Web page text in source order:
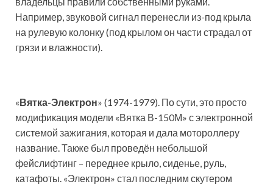
Например, звуковой сигнал перенесли из-под крыла
на рулевую колонку (под крылом он части страдал от
грязи и влажности).
«Вятка-Электрон» (1974-1979). По сути, это просто
модификация модели «Вятка В-150М» с электронной
системой зажигания, которая и дала мотороллеру
название. Также был проведён небольшой
фейслифтинг – переднее крыло, сиденье, руль,
катафоты. «Электрон» стал последним скутером